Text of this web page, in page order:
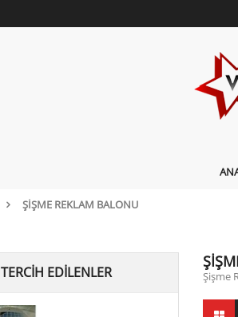
ŞIŞME REKLAM BALONU
TERCIH EDILENLER Şişme